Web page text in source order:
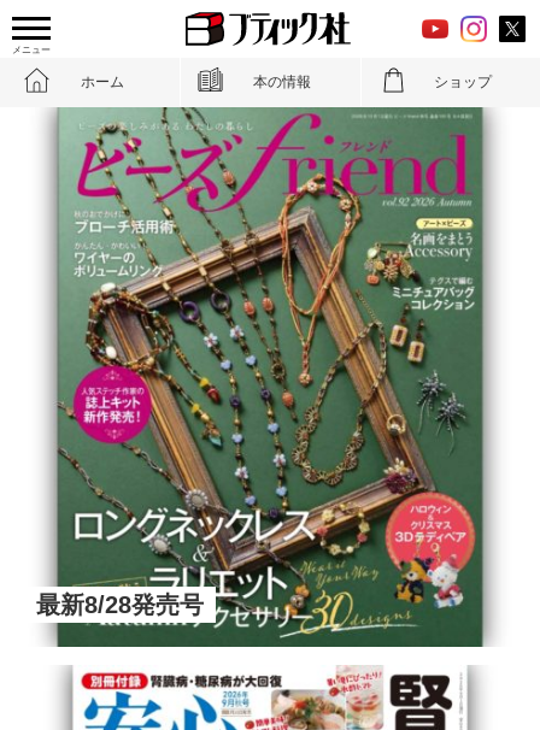
メニュー
ホーム 本の情報 ショップ
最新8/28発売号